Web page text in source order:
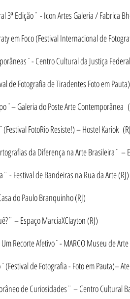
3ª Edição¨ - Icon Artes Galeria / Fabrica
em Foco (Festival Internacional de
Centro Cultural da Justiça
de Fotografia de Tiradentes Foto em
Galeria do Poste Arte Contemporânea
FotoRio Resiste!) – Hostel Kariok
da Diferença na Arte Brasileira¨ –
- Festival de Bandeiras na Rua da Arte (RJ)
do Paulo Branquinho (RJ)
– Espaço MarciaXClayton (RJ)
Recorte Afetivo¨- MARCO Museu de
de Fotografia - Foto em Pauta)–
de Curiosidades¨ – Centro Cultural